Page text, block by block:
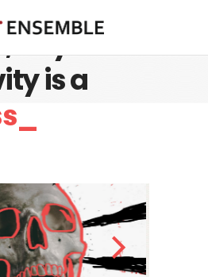
any
is a